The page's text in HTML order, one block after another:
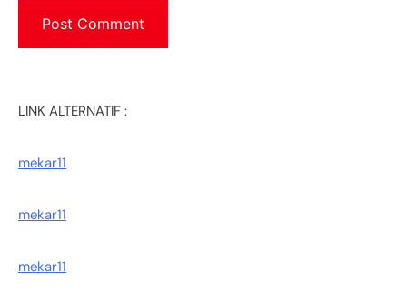
LINK ALTERNATIF :
mekar11
mekar11
mekar11